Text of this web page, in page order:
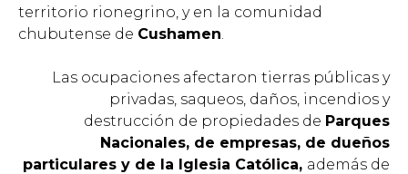
territorio rionegrino, y en la comunidad
chubutense de Cushamen.
Las ocupaciones afectaron tierras públicas y
privadas, saqueos, daños, incendios y
destrucción de propiedades de Parques
Nacionales, de empresas, de dueños
particulares y de la Iglesia Católica, además de